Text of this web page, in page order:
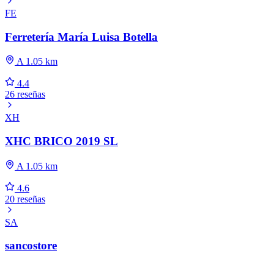
FE
Ferretería María Luisa Botella
A 1.05 km
4.4
26 reseñas
XH
XHC BRICO 2019 SL
A 1.05 km
4.6
20 reseñas
SA
sancostore